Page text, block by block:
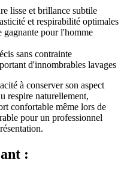
lisse et brillance subtile
et respirabilité optimales
pour l'homme
sans contrainte
d'innombrables lavages
à conserver son aspect
respire naturellement,
confortable même lors de
pour un professionnel
: